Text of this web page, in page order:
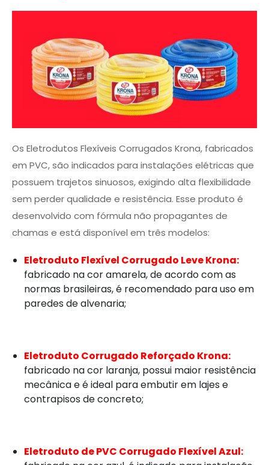
Os Eletrodutos Flexíveis Corrugados Krona, fabricados
em PVC, são indicados para instalações elétricas que
possuem trajetos sinuosos, exigindo alta flexibilidade
sem perder qualidade e resistência. Esse produto é
desenvolvido com fórmula não propagantes de
chamas e está disponível em três modelos:
Eletroduto Flexível Corrugado Leve Krona:
fabricado na cor amarela, de acordo com as
normas brasileiras, é recomendado para uso em
paredes de alvenaria;
Eletroduto Corrugado Reforçado Krona:
fabricado na cor laranja, possui maior resistência
mecânica e é ideal para embutir em lajes e
contrapisos de concreto;
Eletroduto de PVC Corrugado Flexível Azul: